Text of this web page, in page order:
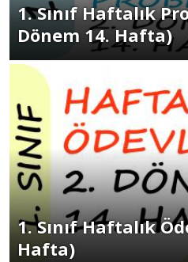
1. Sınıf Haftalık
Dönem 14. Hafta)
1. Sınıf Haftalık
Hafta)